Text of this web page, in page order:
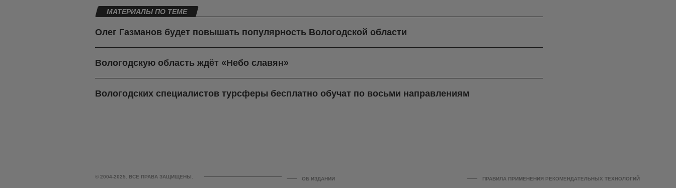
МАТЕРИАЛЫ ПО ТЕМЕ
Олег Газманов будет повышать популярность Вологодской области
Вологодскую область ждёт «Небо славян»
Вологодских специалистов турсферы бесплатно обучат по восьми направлениям
© 2004-2025. ВСЕ ПРАВА ЗАЩИЩЕНЫ. ОБ ИЗДАНИИ ПРАВИЛА ПРИМЕНЕНИЯ РЕКОМЕНДАТЕЛЬНЫХ ТЕХНОЛОГИЙ